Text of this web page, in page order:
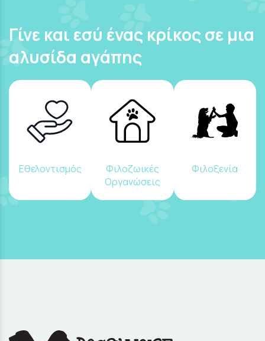
Γίνε και εσύ ένας κρίκος σε μια
αλυσίδα αγάπης
Εθελοντισμός
Φιλοζωικές
Οργανώσεις
Φιλοξενία